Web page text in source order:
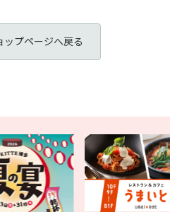
ップページへ戻る